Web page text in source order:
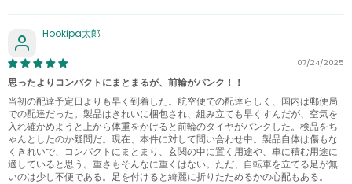
Hookipa太郎
07/24/2025
思ったよりコンパクトにまとまるが、前輪がパンク！！
当初の配達予定日よりも早く到着した。航空便での配達らしく、国内は郵便局
での配達だった。製品はきれいに梱包され、組み立ても早くすんだが、空気を
入れ確かめようと上から体重をかけると前輪のタイヤがパンクした。検品をち
ゃんとしたのか疑問だ。現在、本件に対して問い合わせ中。製品自体は傷もな
くきれいで、コンパクトにまとまり、玄関の中に置く用途や、車に積む用途に
適していると思う。重さもそんなに重くはない。ただ、自転車を立てる足が無
いのは少し不便である。足を付けると綺麗に折りたためるかの心配もある。